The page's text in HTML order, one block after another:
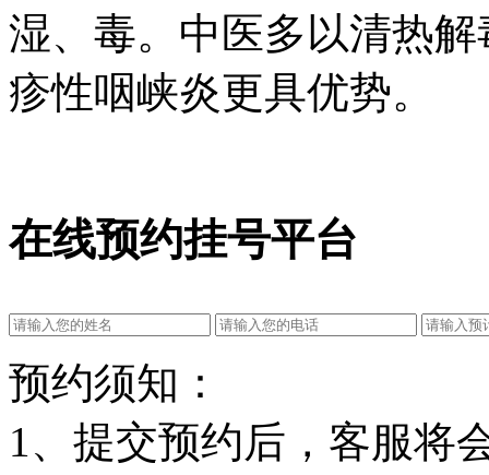
湿、毒。中医多以清热
疹性咽峡炎更具优势。
在线预约挂号平台
预约须知：
1、提交预约后，客服将